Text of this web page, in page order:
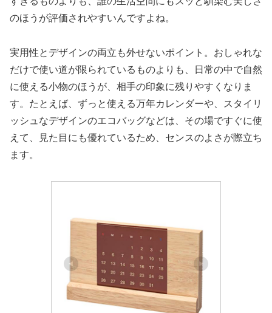
のほうが評価されやすいんですよね。
実用性とデザインの両立も外せないポイント。おしゃれな
だけで使い道が限られているものよりも、日常の中で自然
に使える小物のほうが、相手の印象に残りやすくなりま
す。たとえば、ずっと使える万年カレンダーや、スタイリ
ッシュなデザインのエコバッグなどは、その場ですぐに使
えて、見た目にも優れているため、センスのよさが際立ち
ます。